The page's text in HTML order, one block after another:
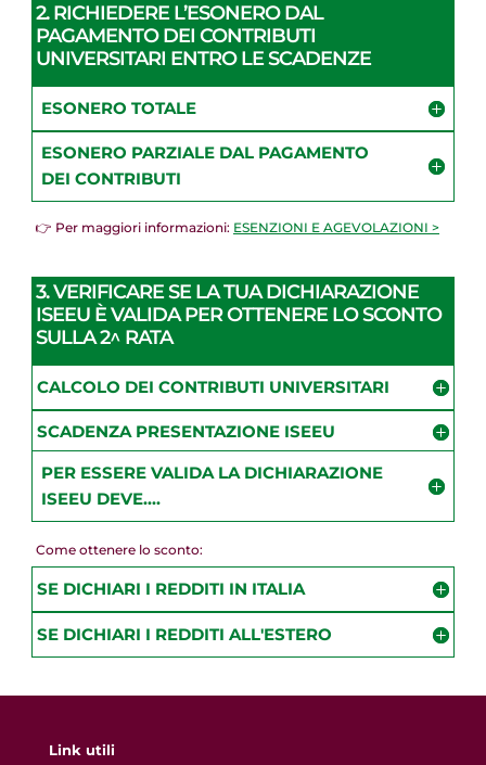
2. RICHIEDERE L’ESONERO DAL
PAGAMENTO DEI CONTRIBUTI
UNIVERSITARI ENTRO LE SCADENZE
ESONERO TOTALE
ESONERO PARZIALE DAL PAGAMENTO
DEI CONTRIBUTI
👉 Per maggiori informazioni: ESENZIONI E AGEVOLAZIONI >
3. VERIFICARE SE LA TUA DICHIARAZIONE
ISEEU È VALIDA PER OTTENERE LO SCONTO
SULLA 2^ RATA
CALCOLO DEI CONTRIBUTI UNIVERSITARI
SCADENZA PRESENTAZIONE ISEEU
PER ESSERE VALIDA LA DICHIARAZIONE
ISEEU DEVE....
Come ottenere lo sconto:
SE DICHIARI I REDDITI IN ITALIA
SE DICHIARI I REDDITI ALL'ESTERO
Link utili